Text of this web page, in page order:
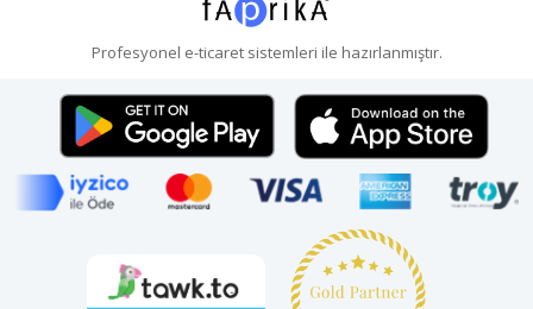
Profesyonel e-ticaretsistemleri ile hazırlanmıştır.